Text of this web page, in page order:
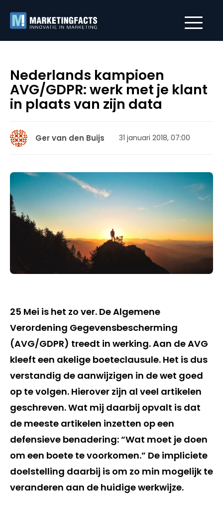
Nederlands kampioen
AVG/GDPR: werk met je klant
in plaats van zijn data
Ger van den Buijs 31 januari 2018, 07:00
25 Mei is het zo ver. De Algemene
Verordening Gegevensbescherming
(AVG/GDPR) treedt in werking. Aan de AVG
kleeft een akelige boeteclausule. Het is dus
verstandig de aanwijzigen in de wet goed
op te volgen. Hierover zijn al veel artikelen
geschreven. Wat mij daarbij opvalt is dat
de meeste artikelen inzetten op een
defensieve benadering: “Wat moet je doen
om een boete te voorkomen.” De impliciete
doelstelling daarbij is om zo min mogelijk te
veranderen aan de huidige werkwijze.